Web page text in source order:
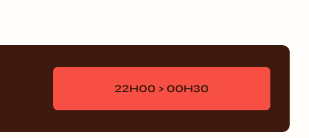
22H00 > 00H30